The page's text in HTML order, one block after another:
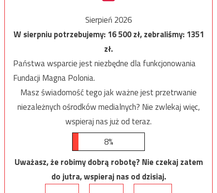
Sierpień 2026
W sierpniu potrzebujemy:16 500zł, zebraliśmy:1351
zł.
Państwa wsparcie jest niezbędne dla funkcjonowania
Fundacji Magna Polonia.
Masz świadomość tego jak ważne jest przetrwanie
niezależnych ośrodków medialnych? Nie zwlekaj więc,
wspieraj nas już od teraz.
8%
Uważasz, że robimy dobrą robotę? Nie czekaj zatem
do jutra, wspieraj nas od dzisiaj.